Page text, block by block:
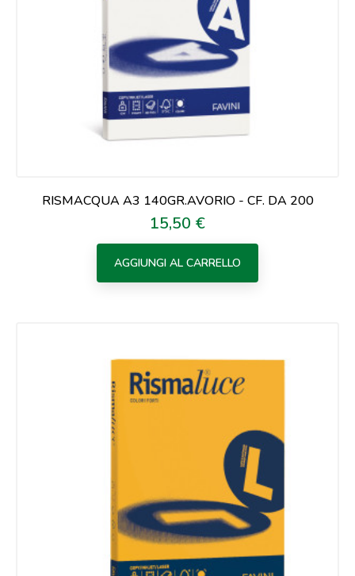
RISMACQUA A3 140GR.AVORIO - CF. DA 200
Prezzo
15,50 €
AGGIUNGI AL CARRELLO